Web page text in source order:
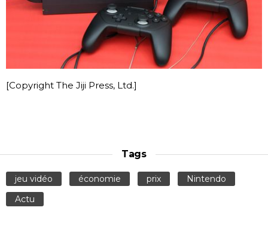
[Copyright The Jiji Press, Ltd.]
Tags
jeu vidéo économie prix
Nintendo
Actu